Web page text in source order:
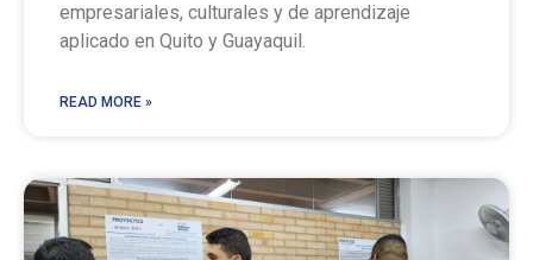
empresariales, culturales y de aprendizaje
aplicado en Quito y Guayaquil.
READ MORE »